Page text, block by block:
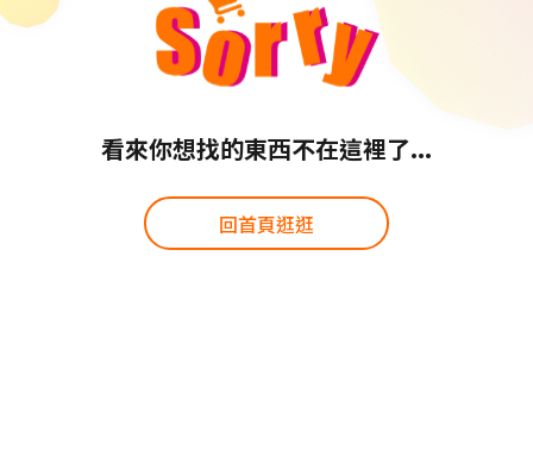
看來你想找的東西不在這裡了...
回首頁逛逛